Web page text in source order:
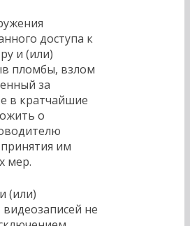
доступа к
и (или)
пломбы, взлом
за
в кратчайшие
о
им
мер.
(или)
не